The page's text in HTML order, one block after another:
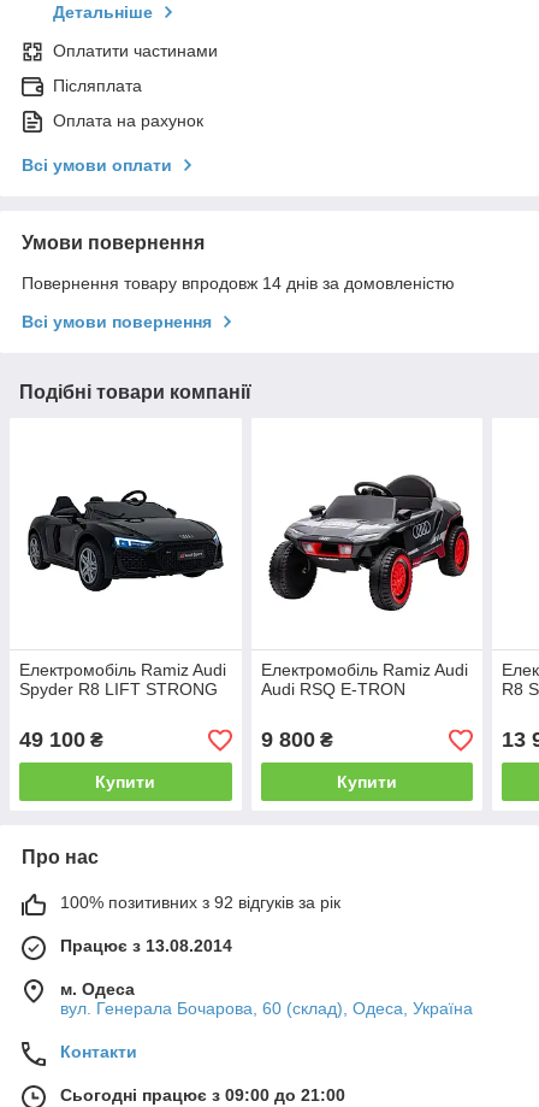
Детальніше
Оплатити частинами
Післяплата
Оплата на рахунок
Всі умови оплати
Умови повернення
Повернення товару впродовж 14 днів за домовленістю
Всі умови повернення
Подібні товари компанії
Електромобіль Ramiz Audi
Spyder R8 LIFT STRONG
49 100 ₴
Купити
Електромобіль Ramiz Audi
Audi RSQ E-TRON
9 800₴
Купити
R8
13
Про нас
100% позитивних з 92 відгуків за рік
Працює з 13.08.2014
м. Одеса
вул. Генерала Бочарова, 60 (склад), Одеса, Україна
Контакти
Сьогодні працює з 09:00 до 21:00